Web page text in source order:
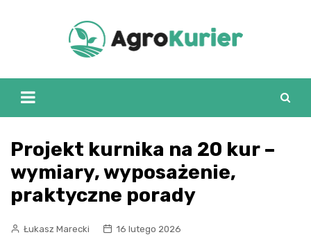
Projekt kurnika na 20 kur –
wymiary, wyposażenie,
praktyczne porady
Łukasz Marecki
16 lutego 2026